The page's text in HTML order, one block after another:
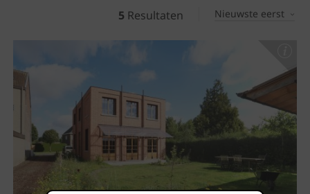
5 Resultaten Nieuwste eerst